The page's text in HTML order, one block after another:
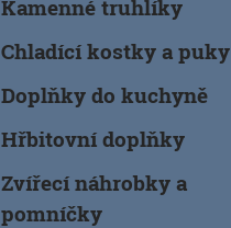
Kamenné truhlíky
Chladící kostky a puky
Doplňky do kuchyně
Hřbitovní doplňky
Zvířecí náhrobky a
pomníčky